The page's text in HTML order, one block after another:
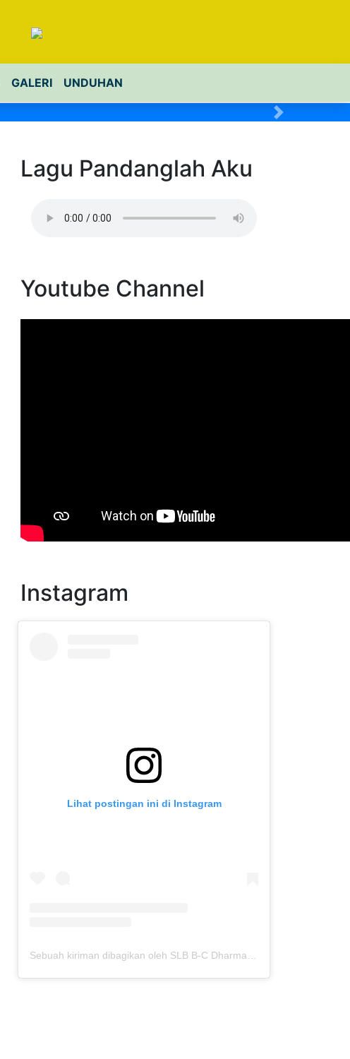
GALERI UNDUHAN
Next
Lagu Pandanglah Aku
Youtube Channel
Instagram
Lihat postingan ini di Instagram
Sebuah kiriman dibagikan oleh SLB B-C Dharma Wanita Kota Madiun (@slbbc.dwmadiun)